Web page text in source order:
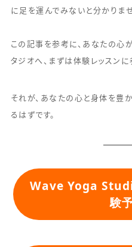
に足を運んでみないと分かりませ
この記事を参考に、あなたの心
タジオへ、まずは体験レッスン
それが、あなたの心と身体を豊
るはずです。
Wave Yoga
験